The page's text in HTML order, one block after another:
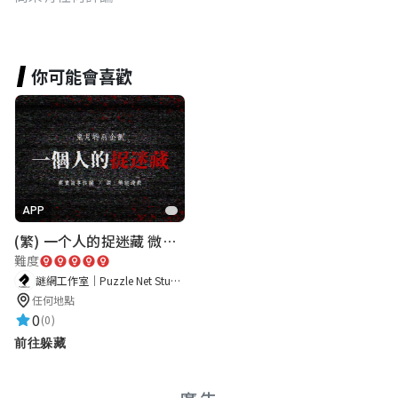
你可能會喜歡
APP
(繁) 一个人的捉迷藏 微恐都市传说
難度
謎網工作室｜Puzzle Net Studio
任何地點
0(0)
前往躲藏